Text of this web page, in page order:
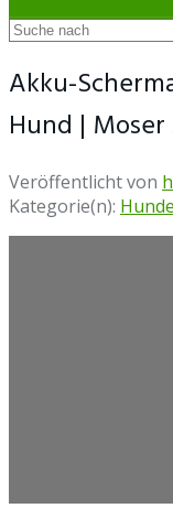
Akku-
Hund |
Veröffentlicht von
Kategorie(n): Hunde